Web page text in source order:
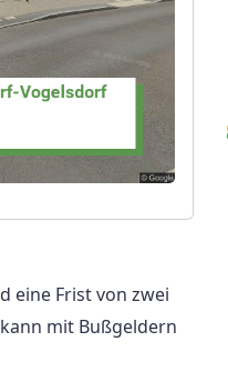
eine Frist von zwei
mit Bußgeldern